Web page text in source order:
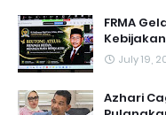
FRMA
July 19,
Azhari